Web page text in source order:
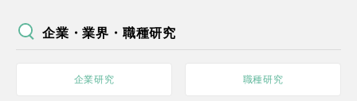
企業・業界・職種研究
企業研究 職種研究